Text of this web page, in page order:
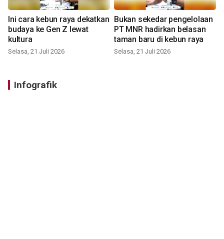
Ini cara kebun raya dekatkan
budaya ke Gen Z lewat
kultura
Selasa, 21 Juli 2026
Bukan sekedar pengelolaan
PT MNR hadirkan belasan
taman baru di kebun raya
Selasa, 21 Juli 2026
Infografik